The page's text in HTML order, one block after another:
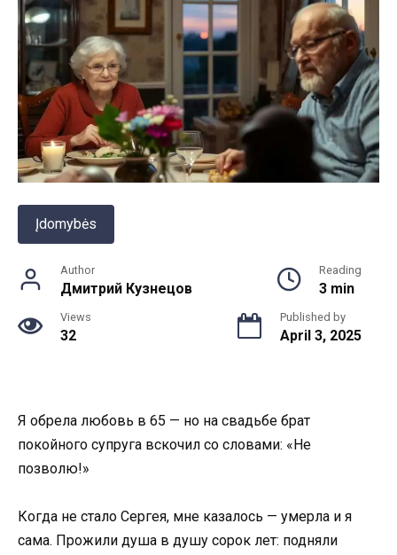
Įdomybės
Author
Дмитрий Кузнецов
Reading
3 min
Views
32
Published by
April 3, 2025
Я обрела любовь в 65 — но на свадьбе брат
покойного супруга вскочил со словами: «Не
позволю!»
Когда не стало Сергея, мне казалось — умерла и я
сама. Прожили душа в душу сорок лет: подняли